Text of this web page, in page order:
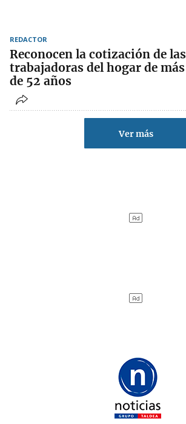
REDACTOR
Reconocen la cotización de las
trabajadoras del hogar de más
de 52 años
Ver más